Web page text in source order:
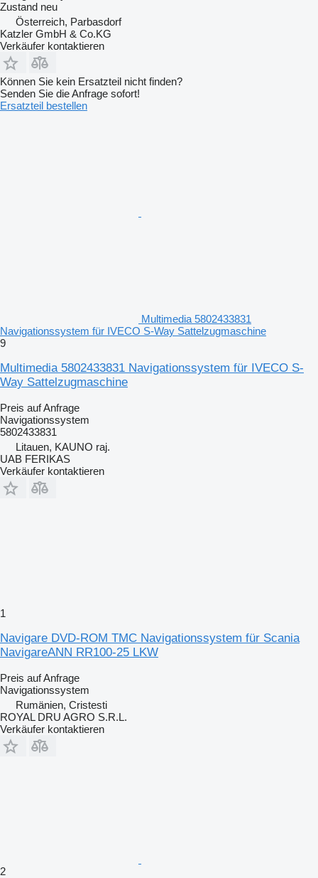
Zustand neu
Österreich, Parbasdorf
Katzler GmbH & Co.KG
Verkäufer kontaktieren
Können Sie kein Ersatzteil nicht finden?
Senden Sie die Anfrage sofort!
Ersatzteil bestellen
Multimedia 5802433831
Navigationssystem für IVECO S-Way Sattelzugmaschine
9
Multimedia 5802433831 Navigationssystem für IVECO S-
Way Sattelzugmaschine
Preis auf Anfrage
Navigationssystem
5802433831
Litauen, KAUNO raj.
UAB FERIKAS
Verkäufer kontaktieren
1
Navigare DVD-ROM TMC Navigationssystem für Scania
NavigareANN RR100-25 LKW
Preis auf Anfrage
Navigationssystem
Rumänien, Cristesti
ROYAL DRU AGRO S.R.L.
Verkäufer kontaktieren
2